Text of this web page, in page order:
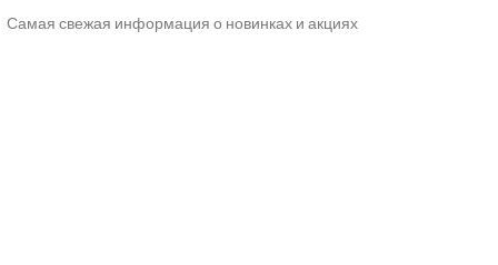
Самая свежая информация о новинках и акциях